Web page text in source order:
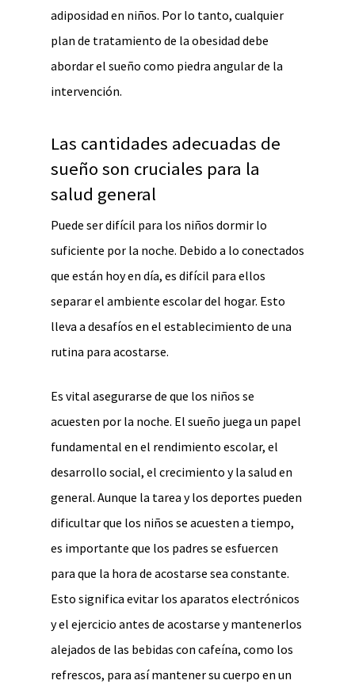
adiposidad en niños. Por lo tanto, cualquier
plan de tratamiento de la obesidad debe
abordar el sueño como piedra angular de la
intervención.
Las cantidades adecuadas de
sueño son cruciales para la
salud general
Puede ser difícil para los niños dormir lo
suficiente por la noche. Debido a lo conectados
que están hoy en día, es difícil para ellos
separar el ambiente escolar del hogar. Esto
lleva a desafíos en el establecimiento de una
rutina para acostarse.
Es vital asegurarse de que los niños se
acuesten por la noche. El sueño juega un papel
fundamental en el rendimiento escolar, el
desarrollo social, el crecimiento y la salud en
general. Aunque la tarea y los deportes pueden
dificultar que los niños se acuesten a tiempo,
es importante que los padres se esfuercen
para que la hora de acostarse sea constante.
Esto significa evitar los aparatos electrónicos
y el ejercicio antes de acostarse y mantenerlos
alejados de las bebidas con cafeína, como los
refrescos, para así mantener su cuerpo en un